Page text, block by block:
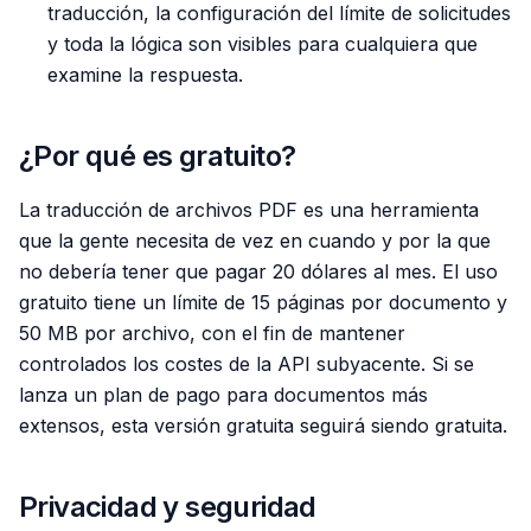
traducción, la configuración del límite de solicitudes
y toda la lógica son visibles para cualquiera que
examine la respuesta.
¿Por qué es gratuito?
La traducción de archivos PDF es una herramienta
que la gente necesita de vez en cuando y por la que
no debería tener que pagar 20 dólares al mes. El uso
gratuito tiene un límite de 15 páginas por documento y
50 MB por archivo, con el fin de mantener
controlados los costes de la API subyacente. Si se
lanza un plan de pago para documentos más
extensos, esta versión gratuita seguirá siendo gratuita.
Privacidad y seguridad